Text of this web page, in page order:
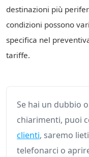
destinazioni più
condizioni possono
specifica nel
tariffe.
Se hai un dubbio
chiarimenti, puoi
clienti, saremo
telefonarci o